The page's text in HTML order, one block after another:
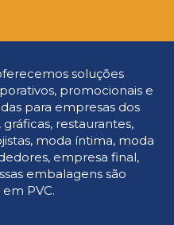
soluções
promocionais e
para empresas dos
restaurantes,
moda íntima, moda
empresa final,
embalagens são
PVC.